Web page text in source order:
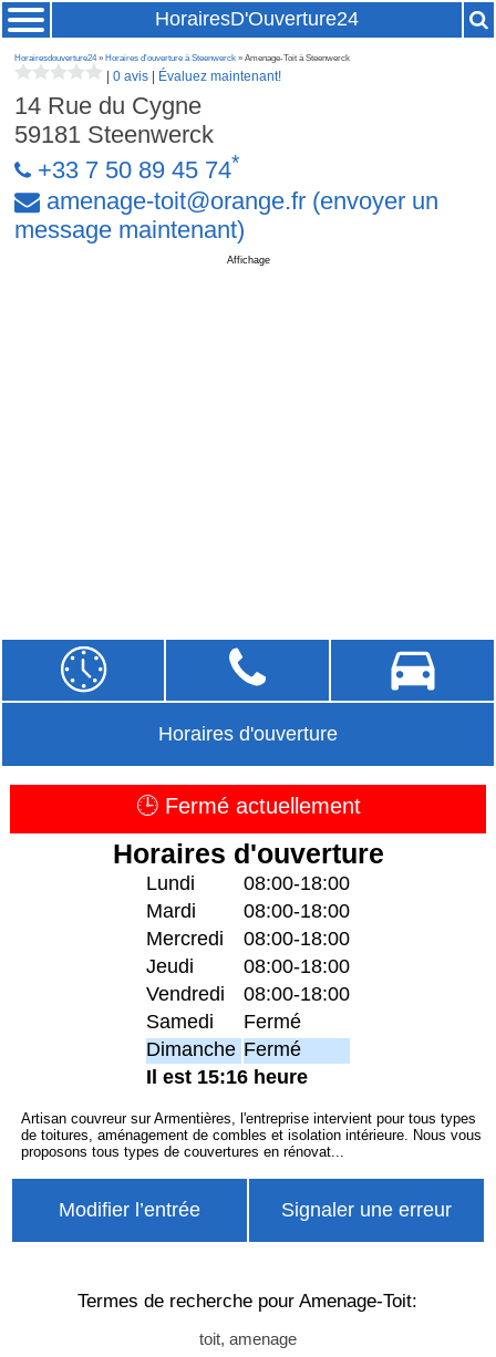
HorairesD'Ouverture24
Horairesdouverture24» Horaires d'ouverture à Steenwerck » Amenage-Toit à Steenwerck
|0 avis Évaluez maintenant!
14 Rue du Cygne
59181 Steenwerck
+33 7 50 89 45 74*
amenage-toit@orange.fr (envoyer un
message maintenant)
Affichage
Horaires d'ouverture
🕒 Fermé actuellement
Horaires d'ouverture
Lundi
08:00-18:00
Mardi
08:00-18:00
Mercredi
08:00-18:00
Jeudi
08:00-18:00
Vendredi
08:00-18:00
Samedi
Fermé
Dimanche Fermé
Il est 15:16 heure
Artisan couvreur sur Armentières, l'entreprise intervient pour tous types
de toitures, aménagement de combles et isolation intérieure. Nous vous
proposons tous types de couvertures en rénovat...
Modifier l’entrée Signaler une erreur
Termes de recherche pour Amenage-Toit:
toit, amenage